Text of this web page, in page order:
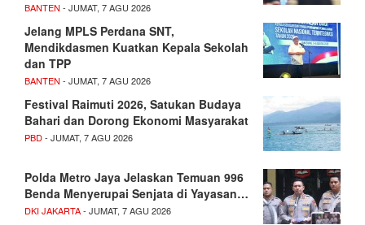
BANTEN - JUMAT, 7 AGU 2026
Jelang MPLS Perdana SNT,
Mendikdasmen Kuatkan Kepala Sekolah
dan TPP
BANTEN - JUMAT, 7 AGU 2026
Festival Raimuti 2026, Satukan Budaya
Bahari dan Dorong Ekonomi Masyarakat
PBD- JUMAT, 7 AGU 2026
Polda Metro Jaya Jelaskan Temuan 996
Benda Menyerupai Senjata di Yayasan…
DKI JAKARTA- JUMAT, 7 AGU 2026